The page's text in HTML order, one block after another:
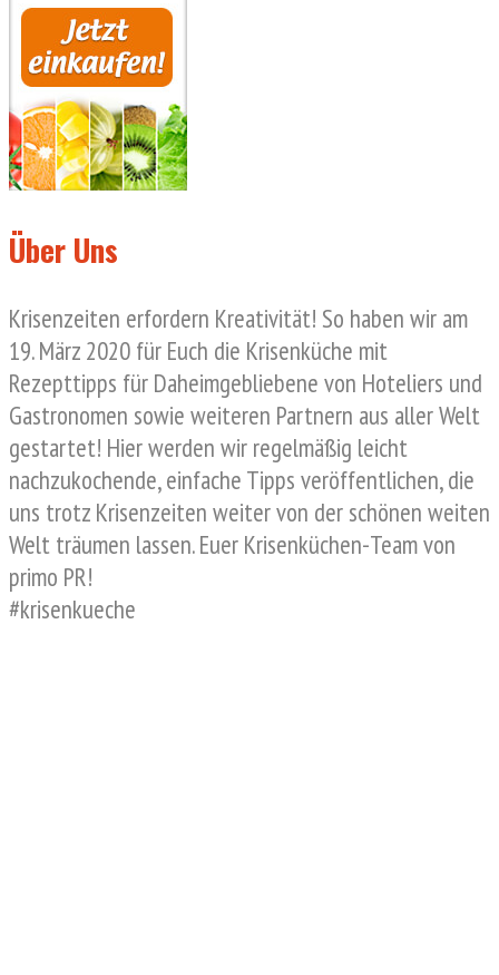
Über Uns
Krisenzeiten erfordern Kreativität! So haben wir am
19. März 2020 für Euch die Krisenküche mit
Rezepttipps für Daheimgebliebene von Hoteliers und
Gastronomen sowie weiteren Partnern aus aller Welt
gestartet! Hier werden wir regelmäßig leicht
nachzukochende, einfache Tipps veröffentlichen, die
uns trotz Krisenzeiten weiter von der schönen weiten
Welt träumen lassen. Euer Krisenküchen-Team von
primo PR!
#krisenkueche